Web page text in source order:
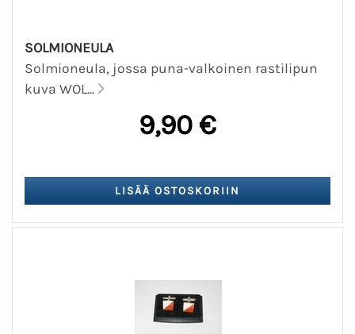
SOLMIONEULA
Solmioneula, jossa puna-valkoinen rastilipun
kuva WOL...
9,90 €